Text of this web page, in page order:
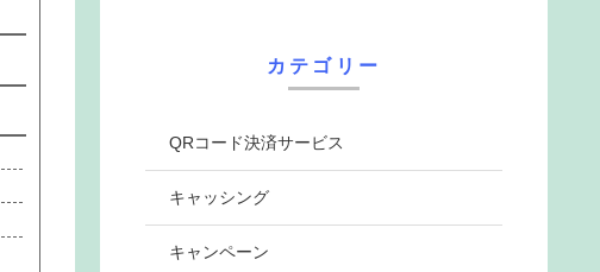
カテゴリー
QRコード決済サービス
キャッシング
キャンペーン